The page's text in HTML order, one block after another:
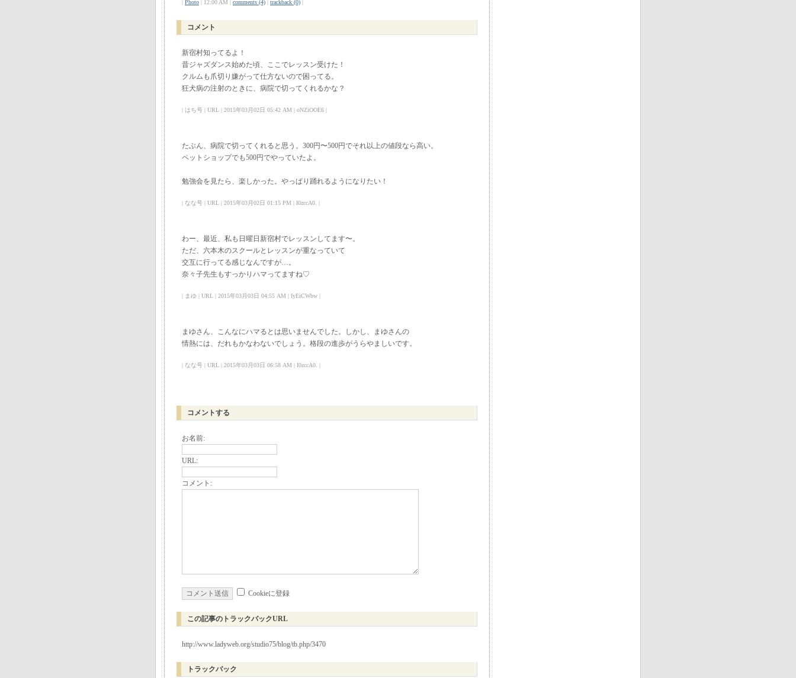
| Photo | 12:00 AM | comments (4) | trackback (0) |
コメント
新宿村知ってるよ！
昔ジャズダンス始めた頃、ここでレッスン受けた！
クルムも爪切り嫌がって仕方ないので困ってる。
狂犬病の注射のときに、病院で切ってくれるかな？
| はち号 | URL | 2015年03月02日 05:42 AM | oNZiOOE6 |
たぶん、病院で切ってくれると思う。300円〜500円でそれ以上の値段なら高い。
ペットショップでも500円でやっていたよ。
勉強会を見たら、楽しかった。やっぱり踊れるようになりたい！
| なな号 | URL | 2015年03月02日 01:15 PM | I0zccA0. |
わー、最近、私も日曜日新宿村でレッスンしてます〜。
ただ、六本木のスクールとレッスンが重なっていて
交互に行ってる感じなんですが…。
奈々子先生もすっかりハマってますね♡
| まゆ | URL | 2015年03月03日 04:55 AM | IyEiCWbw |
まゆさん、こんなにハマるとは思いませんでした。しかし、まゆさんの
情熱には、だれもかなわないでしょう。格段の進歩がうらやましいです。
| なな号 | URL | 2015年03月03日 06:58 AM | I0zccA0. |
コメントする
お名前:
URL:
コメント:
Cookieに登録
この記事のトラックバックURL
http://www.ladyweb.org/studio75/blog/tb.php/3470
トラックバック